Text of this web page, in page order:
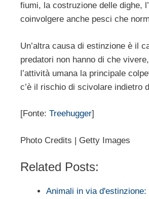
fiumi, la costruzione delle dighe,
coinvolgere anche pesci che
Un’altra causa di estinzione è il
predatori non hanno di che
l’attività umana la principale
c’è il rischio di scivolare indietro
[Fonte: Treehugger]
Photo Credits | Getty Images
Related Posts:
Animali in via